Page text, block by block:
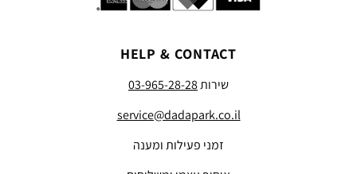
HELP & CONTACT
שירות03-965-28-28
service@dadapark.co.il
זמני פעילות ומענה